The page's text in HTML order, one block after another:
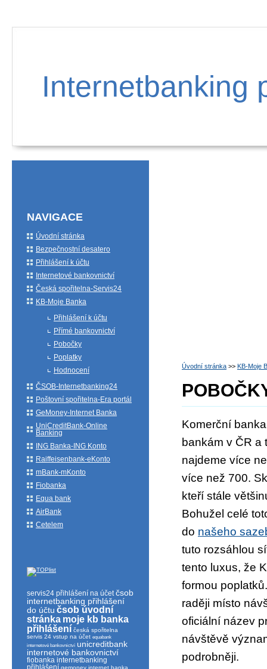
Internetbanking
Úvodní stránka >> KB-Moje
Komerční
bankám v ČR
najdeme více
více než 700.
kteří stále
Bohužel celé
do našeho
tuto rozsáhlou
tento luxus, že
formou
raději místo
oficiální název
návštěvě
podrobněji.
NAVIGACE
Úvodní stránka
Bezpečnostní desatero
Přihlášení k účtu
Internetové bankovnictví
Česká spořitelna-Servis24
KB-Moje Banka
Přihlášení k účtu
Přímé bankovnictví
Pobočky
Poplatky
Hodnocení
ČSOB-Internetbanking24
Poštovní spořitelna-Era portál
GeMoney-Internet Banka
UniCreditBank-Online
Banking
ING Banka-ING Konto
Raiffeisenbank-eKonto
mBank-mKonto
Fiobanka
Equa bank
AirBank
Cetelem
servis24 přihlášení na účet čsob
internetbanking přihlášení
do účtu čsob úvodní
stránka moje kb banka
přihlášení česká spořitelna
servis 24 vstup na účet equabank
internetové bankovnictví unicreditbank
internetové bankovnictví
fiobanka internetbanking
přihlášení gemoney internet banka